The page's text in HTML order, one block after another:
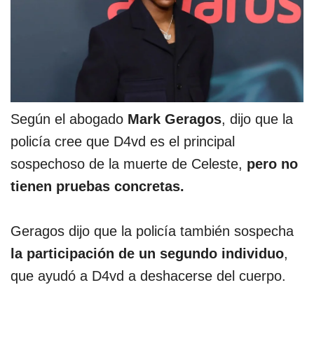
Según el abogado Mark Geragos, dijo que la
policía cree que D4vd es el principal
sospechoso de la muerte de Celeste, pero no
tienen pruebas concretas.
Geragos dijo que la policía también sospecha
la participación de un segundo individuo,
que ayudó a D4vd a deshacerse del cuerpo.